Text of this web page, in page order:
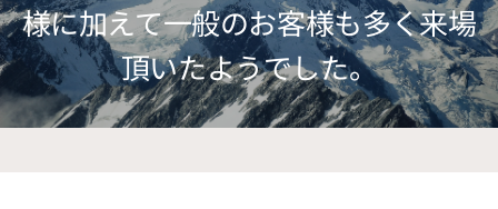
様に加えて一般のお客様も多く来場
頂いたようでした。